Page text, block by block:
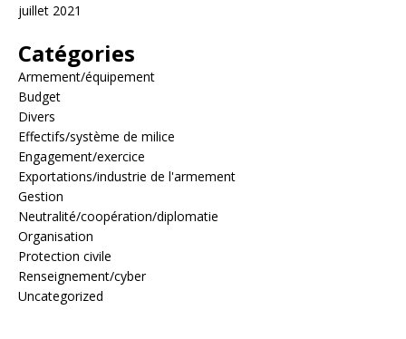
juillet 2021
Catégories
Armement/équipement
Budget
Divers
Effectifs/système de milice
Engagement/exercice
Exportations/industrie de l'armement
Gestion
Neutralité/coopération/diplomatie
Organisation
Protection civile
Renseignement/cyber
Uncategorized